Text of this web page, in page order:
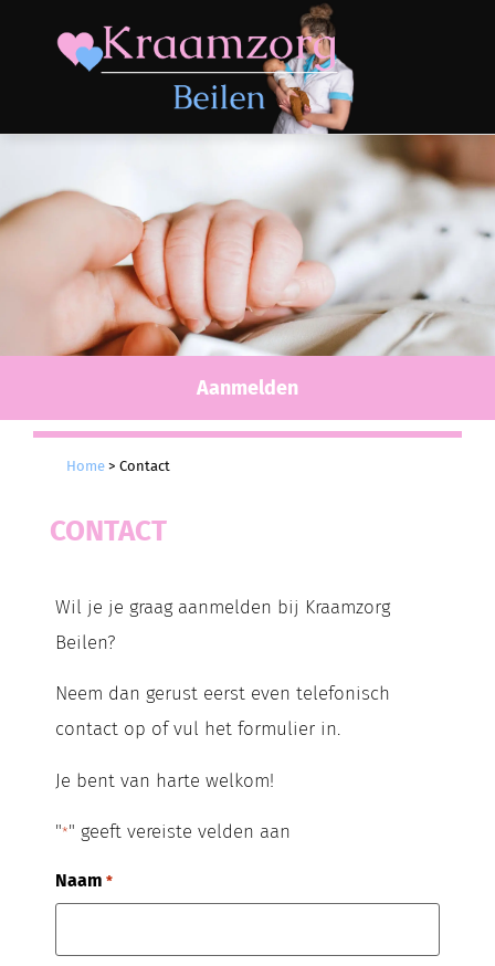
Aanmelden
Home > Contact
CONTACT
Wil je je graag aanmelden bij Kraamzorg
Beilen?
Neem dan gerust eerst even telefonisch
contact op of vul het formulier in.
Je bent van harte welkom!
"*" geeft vereiste velden aan
Naam *